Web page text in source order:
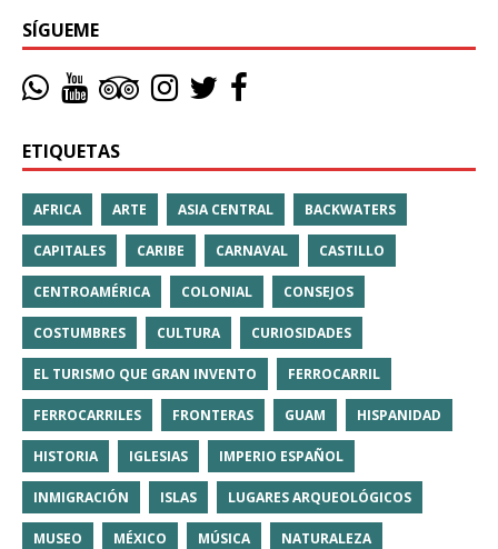
SÍGUEME
ETIQUETAS
AFRICA ARTE ASIA CENTRAL BACKWATERS
CAPITALES CARIBE CARNAVAL CASTILLO
CENTROAMÉRICA COLONIAL CONSEJOS
COSTUMBRES CULTURA CURIOSIDADES
EL TURISMO QUE GRAN INVENTO FERROCARRIL
FERROCARRILES FRONTERAS GUAM HISPANIDAD
HISTORIA IGLESIAS IMPERIO ESPAÑOL
INMIGRACIÓN ISLAS LUGARES ARQUEOLÓGICOS
MUSEO MÉXICO MÚSICA NATURALEZA